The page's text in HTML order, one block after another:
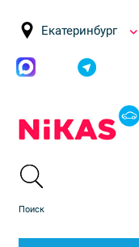
Екатеринбург